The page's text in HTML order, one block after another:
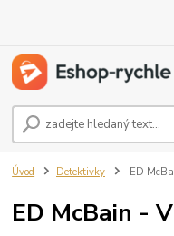
Úvod Detektivky ED
ED McBain -